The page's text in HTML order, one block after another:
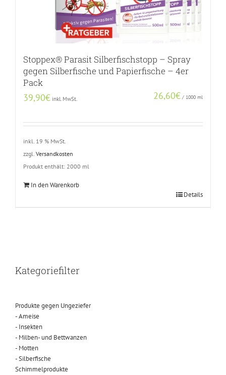
Stoppex® Parasit Silberfischstopp – Spray
gegen Silberfische und Papierfische – 4er
Pack
39,90€ inkl. MwSt. 26,60€ / 1000 ml
inkl. 19 % MwSt.
zzgl. Versandkosten
Produkt enthält: 2000 ml
In den Warenkorb
Details
Kategoriefilter
Produkte gegen Ungeziefer
- Ameise
- Insekten
- Milben- und Bettwanzen
- Motten
- Silberfische
Schimmelprodukte